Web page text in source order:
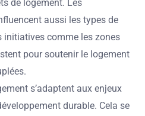
de logement. Les
aussi les types de
initiatives comme les zones
pour soutenir le logement
s’adaptent aux enjeux
durable. Cela se